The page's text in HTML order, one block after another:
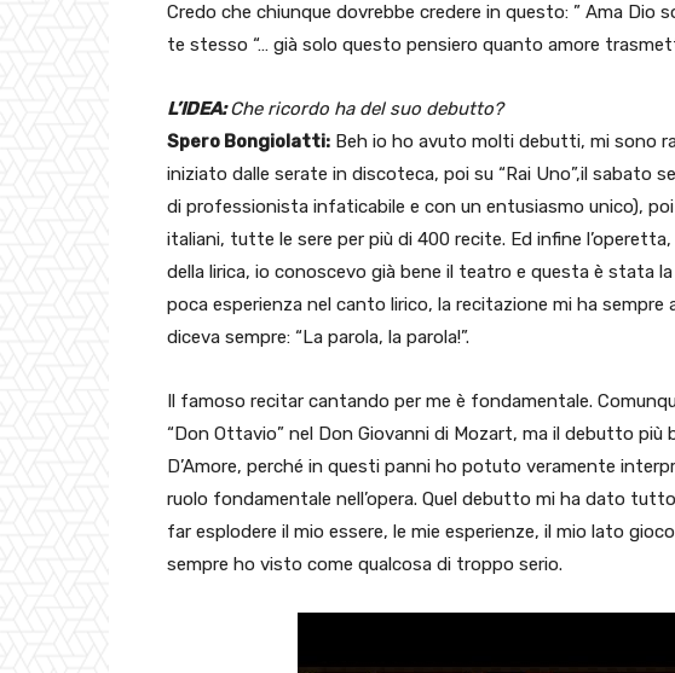
Credo che chiunque dovrebbe credere in questo: ” Ama Dio
te stesso “… già solo questo pensiero quanto amore
L’IDEA:Che ricordo ha del suo debutto?
Spero Bongiolatti: Beh io ho avuto molti debutti, mi sono
iniziato dalle serate in discoteca, poi su “Rai Uno”,il sabato
di professionista infaticabile e con un entusiasmo unico),
italiani, tutte le sere per più di 400 recite. Ed infine
della lirica, io conoscevo già bene il teatro e questa è stata
poca esperienza nel canto lirico, la recitazione mi ha
diceva sempre: “La parola, la parola!”.
Il famoso recitar cantando per me è fondamentale.
“Don Ottavio” nel Don Giovanni di Mozart, ma il debutto più
D’Amore, perché in questi panni ho potuto veramente
ruolo fondamentale nell’opera. Quel debutto mi ha dato
far esplodere il mio essere, le mie esperienze, il mio lato
sempre ho visto come qualcosa di troppo serio.